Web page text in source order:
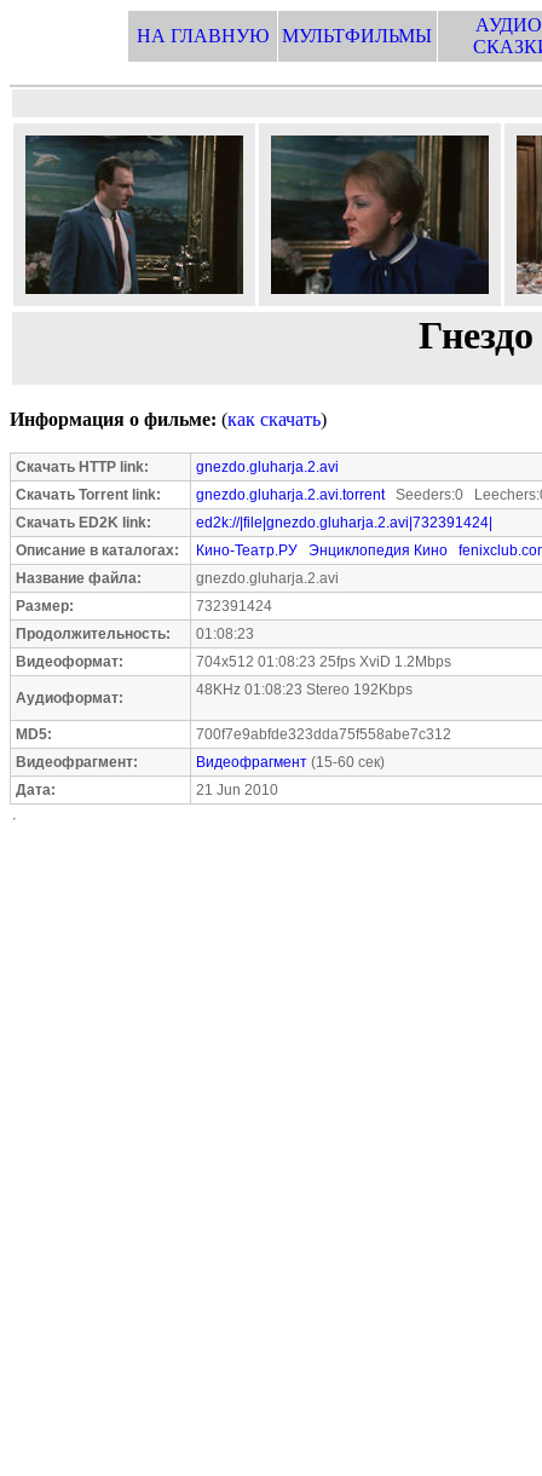
НА ГЛАВНУЮ МУЛЬТФИЛЬМЫ
Информация о фильме: (как скачать)
Скачать HTTP link:
gnezdo.gluharja.2.avi
Скачать Torrent link:
gnezdo.gluharja.2.avi.torrentSeeders:0
Скачать ED2K link:
ed2k://|file|gnezdo.gluharja.2.avi|732391424|
Описание в каталогах:
Кино-Театр.РУ Энциклопедия Кино
Название файла:
gnezdo.gluharja.2.avi
Размер:
732391424
Продолжительность:
01:08:23
Видеоформат:
704x512 01:08:23 25fps XviD 1.2Mbps
Аудиоформат: 48KHz 01:08:23 Stereo 192Kbps
MD5:
700f7e9abfde323dda75f558abe7c312
Видеофрагмент:
Видеофрагмент (15-60 сек)
Дата:
21 Jun 2010